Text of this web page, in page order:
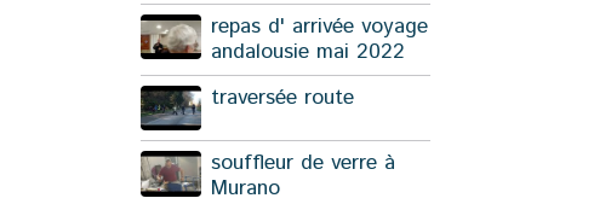
repas d' arrivée voyage
andalousie mai 2022
traversée route
souffleur de verre à
Murano